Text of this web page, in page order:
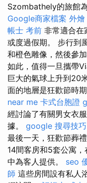
Szombathely的旅館
Google商家檔案 外
帳士 考前 非常適合在
或度過假期。 步行到
和橙色雕像，然後參
如此，值得一旦攜帶
巨大的氣球上升到20
面的地層是狂歡節時
near me 卡式台胞證
經討論了有關男女衣
據。 google 搜尋技巧
最後一天，狂歡節葬
14間客房和5套公寓
中為客人提供。 seo
師 這些房間設有私人